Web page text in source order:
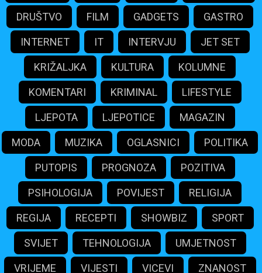
DRUŠTVO FILM GADGETS GASTRO
INTERNET IT INTERVJU JET SET
KRIŽALJKA KULTURA KOLUMNE
KOMENTARI KRIMINAL LIFESTYLE
LJEPOTA LJEPOTICE MAGAZIN
MODA MUZIKA OGLASNICI POLITIKA
PUTOPIS PROGNOZA POZITIVA
PSIHOLOGIJA POVIJEST RELIGIJA
REGIJA RECEPTI SHOWBIZ SPORT
SVIJET TEHNOLOGIJA UMJETNOST
VRIJEME VIJESTI VICEVI ZNANOST